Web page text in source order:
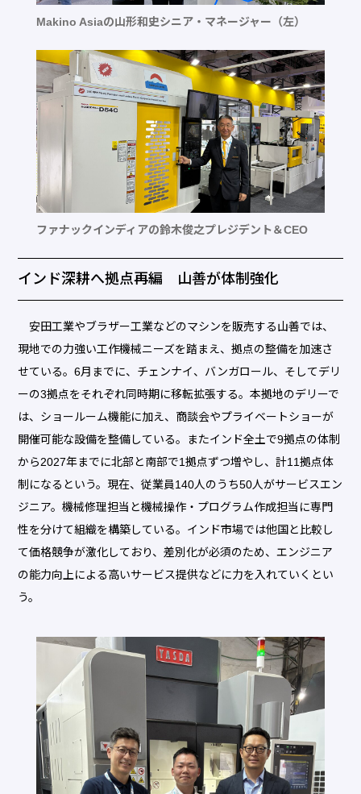
Makino Asiaの山形和史シニア・マネージャー（左）
ファナックインディアの鈴木俊之プレジデント＆CEO
インド深耕へ拠点再編 山善が体制強化
安田工業やブラザー工業などのマシンを販売する山善では、
現地での力強い工作機械ニーズを踏まえ、拠点の整備を加速さ
せている。6月までに、チェンナイ、バンガロール、そしてデリ
ーの3拠点をそれぞれ同時期に移転拡張する。本拠地のデリーで
は、ショールーム機能に加え、商談会やプライベートショーが
開催可能な設備を整備している。またインド全土で9拠点の体制
から2027年までに北部と南部で1拠点ずつ増やし、計11拠点体
制になるという。現在、従業員140人のうち50人がサービスエン
ジニア。機械修理担当と機械操作・プログラム作成担当に専門
性を分けて組織を構築している。インド市場では他国と比較し
て価格競争が激化しており、差別化が必須のため、エンジニア
の能力向上による高いサービス提供などに力を入れていくとい
う。